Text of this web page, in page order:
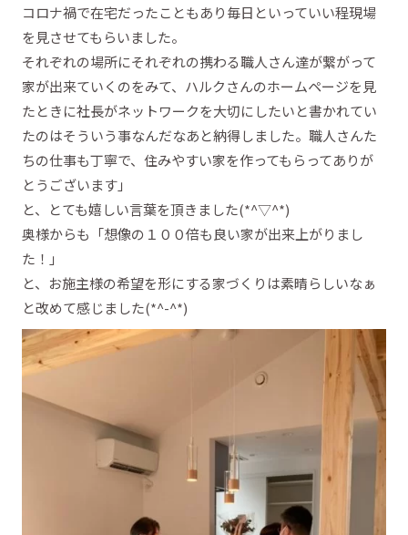
コロナ禍で在宅だったこともあり毎日といっていい程現場
を見させてもらいました。
それぞれの場所にそれぞれの携わる職人さん達が繋がって
家が出来ていくのをみて、ハルクさんのホームページを見
たときに社長がネットワークを大切にしたいと書かれてい
たのはそういう事なんだなあと納得しました。職人さんた
ちの仕事も丁寧で、住みやすい家を作ってもらってありが
とうございます」
と、とても嬉しい言葉を頂きました(*^▽^*)
奥様からも「想像の１００倍も良い家が出来上がりまし
た！」
と、お施主様の希望を形にする家づくりは素晴らしいなぁ
と改めて感じました(*^-^*)